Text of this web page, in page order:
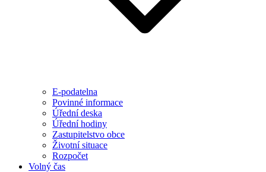
E-podatelna
Povinné informace
Úřední deska
Úřední hodiny
Zastupitelstvo obce
Životní situace
Rozpočet
Volný čas